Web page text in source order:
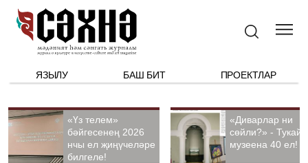
ЯЗЫЛУ БАШ БИТ ПРОЕКТЛАР
«Үз телем»
бәйгесенең 2026
нчы ел җиңүчеләре
билгеле!
«Диварлар ни
сөйли?» - Тукай
музеена 40 ел!